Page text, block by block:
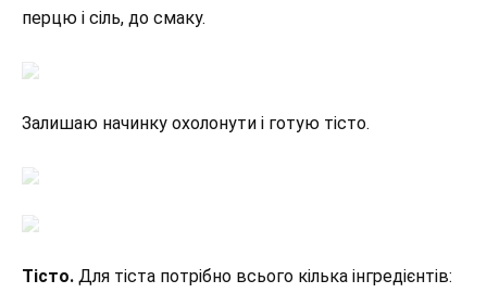
перцю і сіль, до смаку.
Залишаю начинку охолонути і готую тісто.
Тісто. Для тіста потрібно всього кілька інгредієнтів: